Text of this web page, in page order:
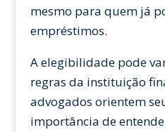
mesmo para quem já
empréstimos.
A elegibilidade pode
regras da instituição
advogados orientem
importância de